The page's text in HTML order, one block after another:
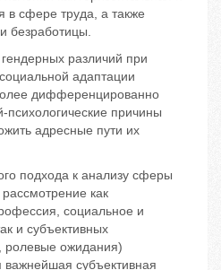
в сфере труда, а также
безработицы.
различий при
адаптации
дифференцированно
психологические причины
адресные пути их
подхода к анализу сферы
как
социальное и
и субъективных
ролевые ожидания)
важнейшая субъективная